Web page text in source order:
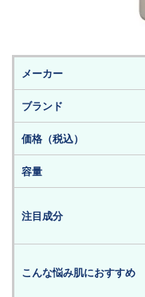
メーカー
ブランド
価格（税込）
容量
注目成分
こんな悩み肌におすすめ